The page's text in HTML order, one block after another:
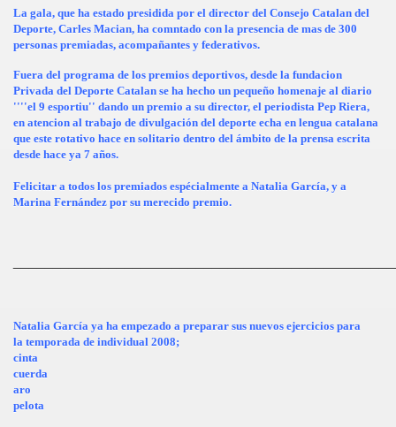
La gala, que ha estado presidida por el director del Consejo Catalan del
Deporte, Carles Macian, ha comntado con la presencia de mas de 300
personas premiadas, acompañantes y federativos.
Fuera del programa de los premios deportivos, desde la fundacion
Privada del Deporte Catalan se ha hecho un pequeño homenaje al diario
''''el 9 esportiu'' dando un premio a su director, el periodista Pep Riera,
en atencion al trabajo de divulgación del deporte echa en lengua catalana
que este rotativo hace en solitario dentro del ámbito de la prensa escrita
desde hace ya 7 años.
Felicitar a todos los premiados espécialmente a Natalia García, y a
Marina Fernández por su merecido premio.
Natalia García ya ha empezado a preparar sus nuevos ejercicios para
la temporada de individual 2008;
cinta
cuerda
aro
pelota